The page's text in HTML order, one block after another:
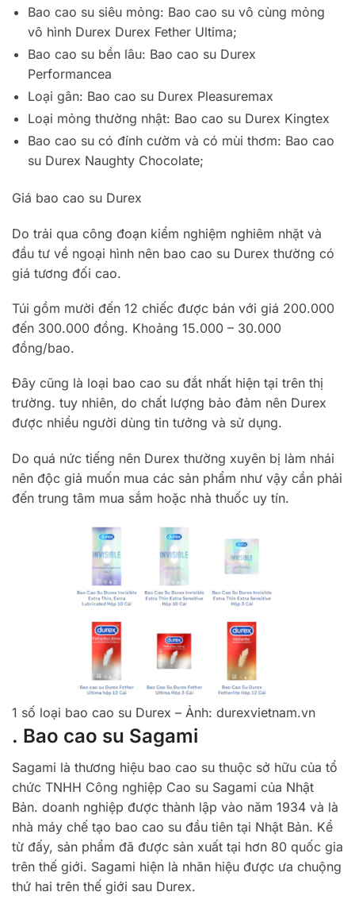
Bao cao su siêu mỏng: Bao cao su vô cùng mỏng
vô hình Durex Durex Fether Ultima;
Bao cao su bền lâu: Bao cao su Durex
Performancea
Loại gân: Bao cao su Durex Pleasuremax
Loại mỏng thường nhật: Bao cao su Durex Kingtex
Bao cao su có đính cườm và có mùi thơm: Bao cao
su Durex Naughty Chocolate;
Giá bao cao su Durex
Do trải qua công đoạn kiểm nghiệm nghiêm nhặt và
đầu tư về ngoại hình nên bao cao su Durex thường có
giá tương đối cao.
Túi gồm mười đến 12 chiếc được bán với giá 200.000
đến 300.000 đồng. Khoảng 15.000 – 30.000
đồng/bao.
Đây cũng là loại bao cao su đắt nhất hiện tại trên thị
trường. tuy nhiên, do chất lượng bảo đảm nên Durex
được nhiều người dùng tin tưởng và sử dụng.
Do quá nức tiếng nên Durex thường xuyên bị làm nhái
nên độc giả muốn mua các sản phẩm như vậy cần phải
đến trung tâm mua sắm hoặc nhà thuốc uy tín.
1 số loại bao cao su Durex – Ảnh: durexvietnam.vn
. Bao cao su Sagami
Sagami là thương hiệu bao cao su thuộc sở hữu của tổ
chức TNHH Công nghiệp Cao su Sagami của Nhật
Bản. doanh nghiệp được thành lập vào năm 1934 và là
nhà máy chế tạo bao cao su đầu tiên tại Nhật Bản. Kể
từ đấy, sản phẩm đã được sản xuất tại hơn 80 quốc gia
trên thế giới. Sagami hiện là nhãn hiệu được ưa chuộng
thứ hai trên thế giới sau Durex.